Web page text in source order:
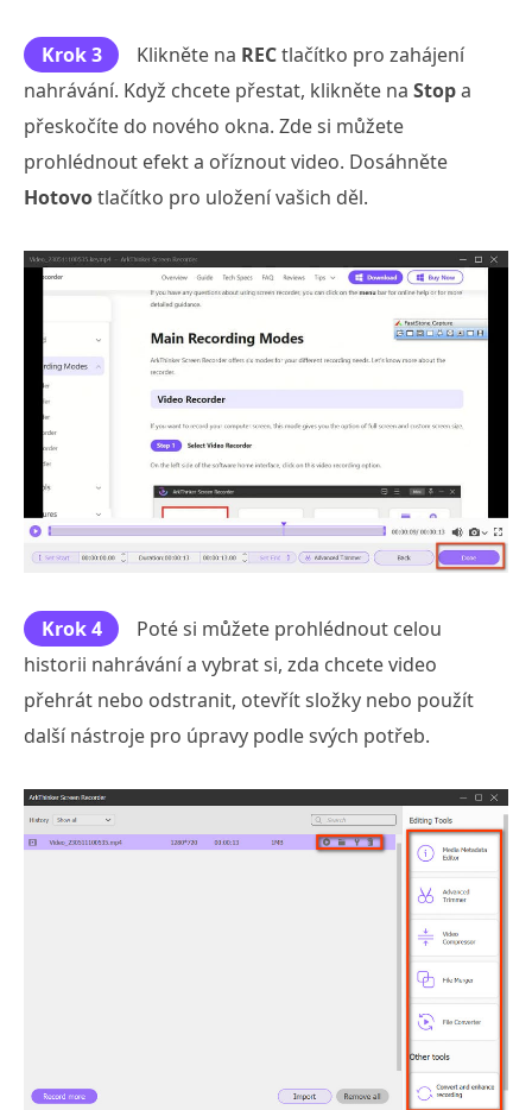
Krok 3 Klikněte na RECtlačítko pro zahájení
nahrávání. Když chcete přestat, klikněte na Stopa
přeskočíte do nového okna. Zde si můžete
prohlédnout efekt a oříznout video. Dosáhněte
Hotovotlačítko pro uložení vašich děl.
Krok 4
Poté si můžete prohlédnout celou
historii nahrávání a vybrat si, zda chcete video
přehrát nebo odstranit, otevřít složky nebo použít
další nástroje pro úpravy podle svých potřeb.